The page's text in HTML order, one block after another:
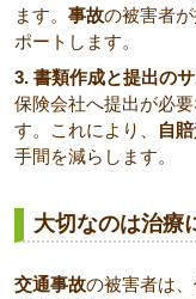
ます。 事故の被害者
ポートします。
3. 書類作成と提出の
保険会社へ提出が必
す。これにより、
自
手間を減らします。
大切なのは治療
交通事故の被害者は、